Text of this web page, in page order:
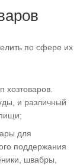
по сфере их
хозтоваров.
и различный
для
поддержания
швабры,